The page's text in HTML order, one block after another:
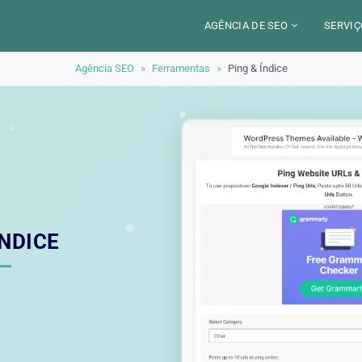
AGÊNCIA DE SEO
LOCALIZAÇÃO
TRABALHO
ALEXANDRE MAROTEL
Agência SEO » Ferramentas » Ping & Índice